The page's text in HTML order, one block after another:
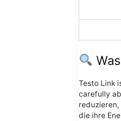
Testo Link
carefully
die ihre